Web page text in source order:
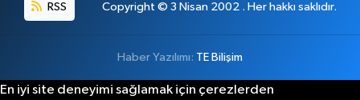
RSS Copyright © 3 Nisan 2002 . Her hakkı saklıdır.
Haber Yazılımı: TE Bilişim
En iyi site deneyimi sağlamak için çerezlerden